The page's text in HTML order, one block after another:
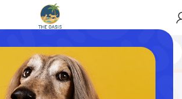
ヌさん